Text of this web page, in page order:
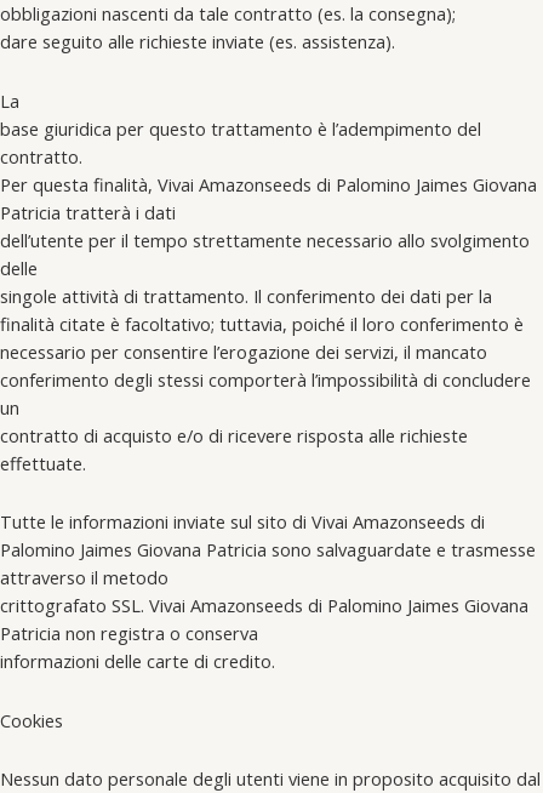
obbligazioni nascenti da tale contratto (es. la consegna);
dare seguito alle richieste inviate (es. assistenza).
La
base giuridica per questo trattamento è l’adempimento del
contratto.
Per questa finalità, Vivai Amazonseeds di Palomino Jaimes Giovana
Patricia tratterà i dati
dell’utente per il tempo strettamente necessario allo svolgimento
delle
singole attività di trattamento. Il conferimento dei dati per la
finalità citate è facoltativo; tuttavia, poiché il loro conferimento è
necessario per consentire l’erogazione dei servizi, il mancato
conferimento degli stessi comporterà l’impossibilità di concludere
un
contratto di acquisto e/o di ricevere risposta alle richieste
effettuate.
Tutte le informazioni inviate sul sito di Vivai Amazonseeds di
Palomino Jaimes Giovana Patricia sono salvaguardate e trasmesse
attraverso il metodo
crittografato SSL. Vivai Amazonseeds di Palomino Jaimes Giovana
Patricia non registra o conserva
informazioni delle carte di credito.
Cookies
Nessun dato personale degli utenti viene in proposito acquisito dal